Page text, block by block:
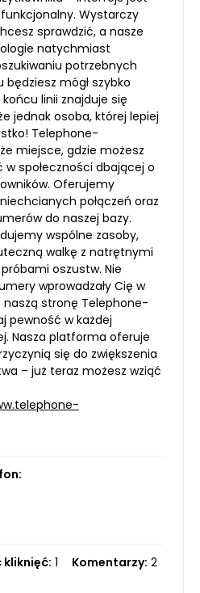
Wystarczy
sprawdzić, a nasze
natychmiast
potrzebnych
mógł szybko
linii znajduje się
jednak osoba, której lepiej
Telephone-
miejsce, gdzie możesz
społeczności dbającej o
Oferujemy
połączeń oraz
do naszej bazy.
wspólne zasoby,
walkę z natrętnymi
oszustw. Nie
wprowadzały Cię w
naszą stronę Telephone-
pewność w każdej
Nasza platforma oferuje
się do zwiększenia
– już teraz możesz wziąć
kliknięć: 1 Komentarzy: 2